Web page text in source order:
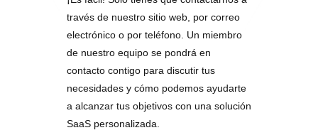
través de nuestro sitio web, por correo
electrónico o por teléfono. Un miembro
de nuestro equipo se pondrá en
contacto contigo para discutir tus
necesidades y cómo podemos ayudarte
a alcanzar tus objetivos con una solución
SaaS personalizada.